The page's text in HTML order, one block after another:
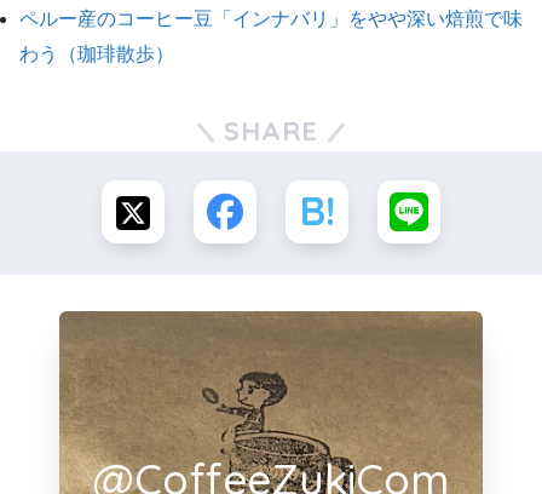
ペルー産のコーヒー豆「インナバリ」をやや深い焙煎で味
わう（珈琲散歩）
SHARE
@CoffeeZukiCom